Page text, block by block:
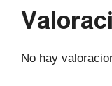
No hay